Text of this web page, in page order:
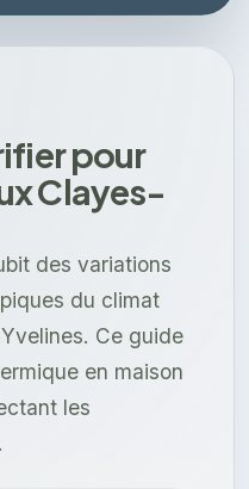
pour
Clayes-
des variations
du climat
Ce guide
en maison
les